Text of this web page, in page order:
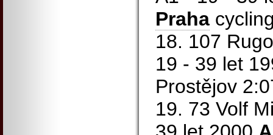
Praha
18. 107
19 - 39 let
Prostějov
19. 73 Volf